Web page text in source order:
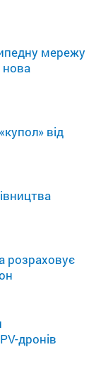
мережу
від
розраховує
дронів